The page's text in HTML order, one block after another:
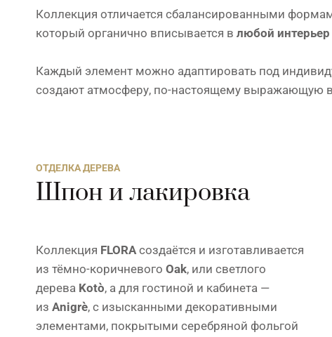
Коллекция отличается сбалансированными
который органично вписывается в любой интерьер
Каждый элемент можно адаптировать под
создают атмосферу, по-настоящему выражающую
ОТДЕЛКА ДЕРЕВА
Шпон и лакировка
Коллекция FLORAсоздаётся и изготавливается
из тёмно-коричневого Oak, или светлого
дерева Kotò, а для гостиной и кабинета —
из Anigrè, с изысканными декоративными
элементами, покрытыми серебряной фольгой